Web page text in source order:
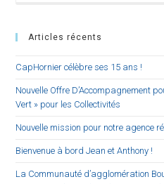
Articles récents
CapHornier célèbre ses 15 ans !
Nouvelle Offre D’Accompagnement
Vert » pour les Collectivités
Nouvelle mission pour notre agence
Bienvenue à bord Jean et Anthony !
La Communauté d’agglomération